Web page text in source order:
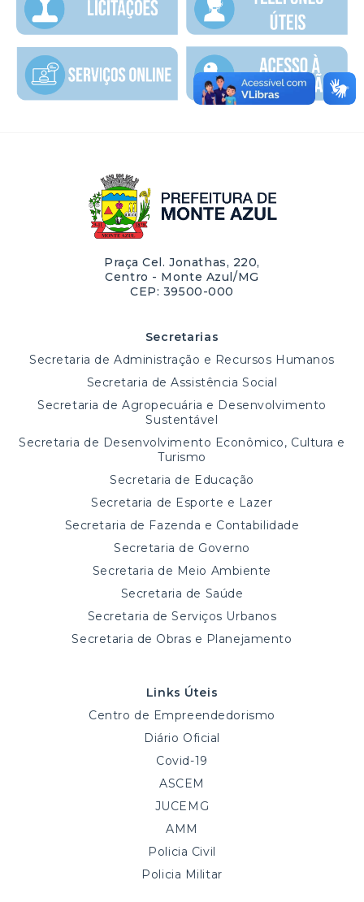
Praça Cel. Jonathas, 220,
Centro - Monte Azul/MG
CEP: 39500-000
Secretarias
Secretaria de Administração e Recursos Humanos
Secretaria de Assistência Social
Secretaria de Agropecuária e Desenvolvimento
Sustentável
Secretaria de Desenvolvimento Econômico, Cultura e
Turismo
Secretaria de Educação
Secretaria de Esporte e Lazer
Secretaria de Fazenda e Contabilidade
Secretaria de Governo
Secretaria de Meio Ambiente
Secretaria de Saúde
Secretaria de Serviços Urbanos
Secretaria de Obras e Planejamento
Links Úteis
Centro de Empreendedorismo
Diário Oficial
Covid-19
ASCEM
JUCEMG
AMM
Policia Civil
Policia Militar